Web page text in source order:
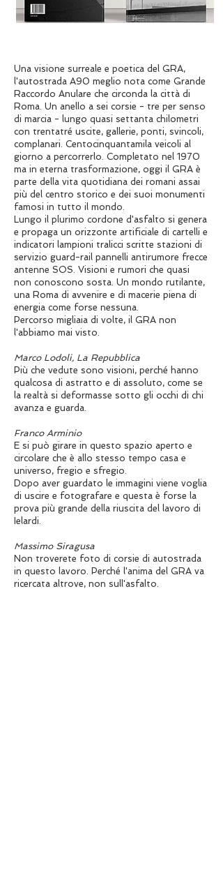
Una visione surreale e poetica del GRA,
l'autostrada A90 meglio nota come Grande
Raccordo Anulare che circonda la città di
Roma. Un anello a sei corsie - tre per senso
di marcia - lungo quasi settanta chilometri
con trentatré uscite, gallerie, ponti, svincoli,
complanari. Centocinquantamila veicoli al
giorno a percorrerlo. Completato nel 1970
ma in eterna trasformazione, oggi il GRA è
parte della vita quotidiana dei romani assai
più del centro storico e dei suoi monumenti
famosi in tutto il mondo.
Lungo il plurimo cordone d'asfalto si genera
e propaga un orizzonte artificiale di cartelli e
indicatori lampioni tralicci scritte stazioni di
servizio guard-rail pannelli antirumore frecce
antenne SOS. Visioni e rumori che quasi
non conoscono sosta. Un mondo rutilante,
una Roma di avvenire e di macerie piena di
energia come forse nessuna.
Percorso migliaia di volte, il GRA non
l'abbiamo mai visto.
Marco Lodoli, La Repubblica
Più che vedute sono visioni, perché hanno
qualcosa di astratto e di assoluto, come se
la realtà si deformasse sotto gli occhi di chi
avanza e guarda.
Franco Arminio
E si può girare in questo spazio aperto e
circolare che è allo stesso tempo casa e
universo, fregio e sfregio.
Dopo aver guardato le immagini viene voglia
di uscire e fotografare e questa è forse la
prova più grande della riuscita del lavoro di
Ielardi.
Massimo Siragusa
Non troverete foto di corsie di autostrada
in questo lavoro. Perché l'anima del GRA va
ricercata altrove, non sull'asfalto.